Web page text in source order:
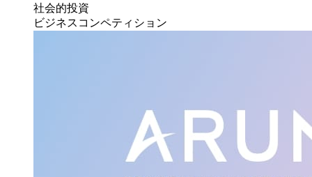
社会的投資
ビジネスコンペティション